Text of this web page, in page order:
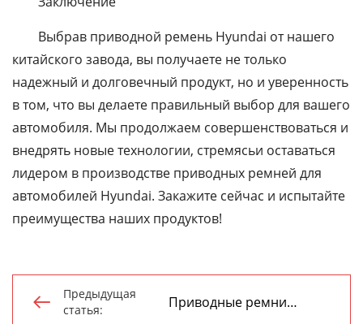
Выбрав приводной ремень Hyundai от нашего
китайского завода, вы получаете не только
надежный и долговечный продукт, но и уверенность
в том, что вы делаете правильный выбор для вашего
автомобиля. Мы продолжаем совершенствоваться и
внедрять новые технологии, стремясьи оставаться
лидером в производстве приводных ремней для
автомобилей Hyundai. Закажите сейчас и испытайте
преимущества наших продуктов!

Предыдущая
статья:
Приводные ремни